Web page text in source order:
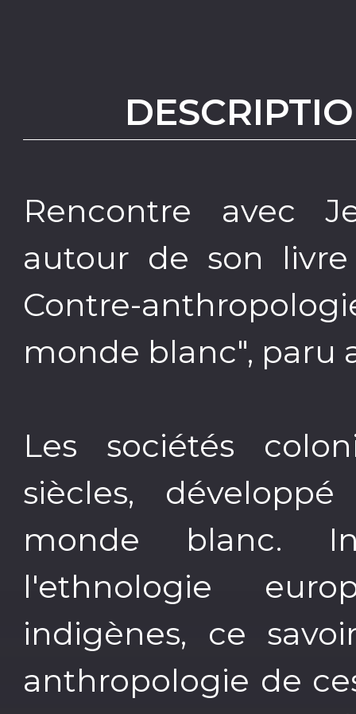
Rencontre avec
autour de son
Contre-
monde blanc", paru
Les sociétés
siècles,
monde blanc.
l'ethnologie
indigènes, ce
anthropologie de